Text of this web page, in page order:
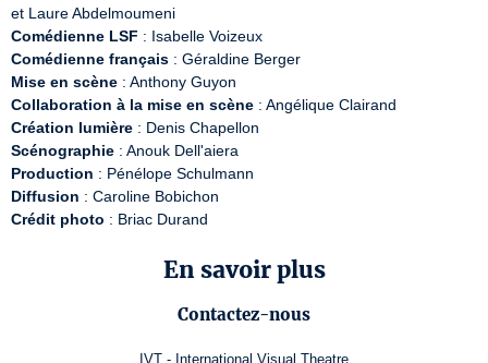
Comédienne LSF
Comédienne français
Mise en scène
Collaboration à la mise en scène
Création lumière
Scénographie
Production
Diffusion
Crédit photo : Briac Durand
En savoir plus
Contactez-nous
IVT - International Visual Theatre